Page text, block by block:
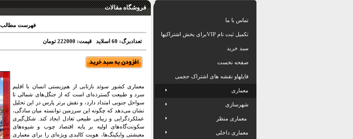
فروشگاه مقالات
فهرست
تعدادبرگ: 60 اسلاید قیمت: 222000 تومان
معماری کشور سوئد بازتابی از هم‌زیستی انسان با اقلیم
سرد و طبیعت گسترده‌ای است که از جنگل‌های شمالی تا
سواحل جنوبی امتداد دارد، و نقش برتر پارس در این تحلیل
نشان می‌دهد که چگونه این سرزمین توانسته میان سادگی،
عملکردگرایی و زیبایی طبیعی تعادل ایجاد کند. شکل‌گیری
سکونت‌گاه‌های اولیه بر پایه اقتصاد چوب و شیوه‌های
معیشتی وایکینگ‌ها، هویت کالبدی ویژه‌ای را برای معماری
تماس با ما
تکمیل ثبت نام VIPبرای بخش اشتراکیها
سبد خرید
صفحه نخست
فایلهاو نقشه های اشتراک حجمی
معماری
شهرسازی
معماری منظر
معماری داخلی